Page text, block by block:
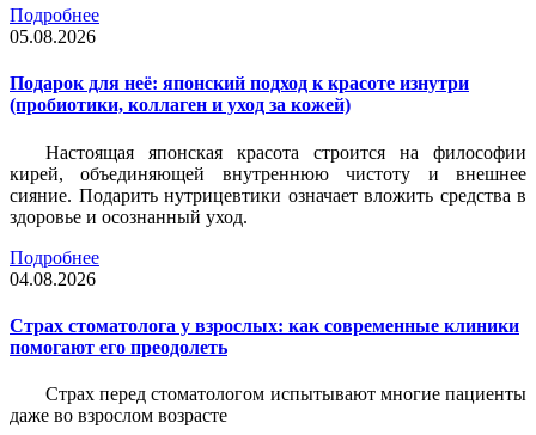
Подробнее
05.08.2026
Подарок для неё: японский подход к красоте изнутри
(пробиотики, коллаген и уход за кожей)
Настоящая японская красота строится на философии
кирей, объединяющей внутреннюю чистоту и внешнее
сияние. Подарить нутрицевтики означает вложить средства в
здоровье и осознанный уход.
Подробнее
04.08.2026
Страх стоматолога у взрослых: как современные клиники
помогают его преодолеть
Страх перед стоматологом испытывают многие пациенты
даже во взрослом возрасте